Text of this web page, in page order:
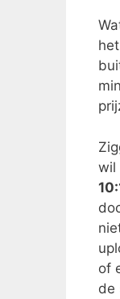
wil
of
de